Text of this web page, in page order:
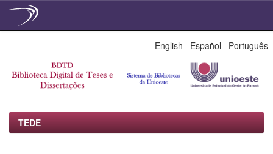
English Español Português
TEDE